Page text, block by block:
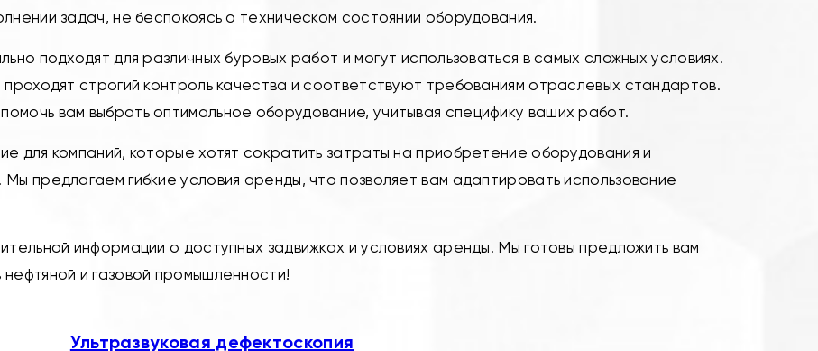
задач, не беспокоясь о техническом состоянии оборудования.
подходят для различных буровых работ и могут использоваться в самых сложных условиях.
строгий контроль качества и соответствуют требованиям отраслевых стандартов.
вам выбрать оптимальное оборудование, учитывая специфику ваших работ.
для компаний, которые хотят сократить затраты на приобретение оборудования и
предлагаем гибкие условия аренды, что позволяет вам адаптировать использование
информации о доступных задвижках и условиях аренды. Мы готовы предложить вам
и газовой промышленности!
Ультразвуковая дефектоскопия